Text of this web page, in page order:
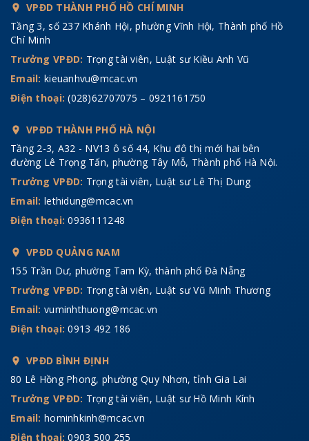
VPĐD THÀNH PHỐ HỒ CHÍ MINH
Tầng 3, số 237 Khánh Hội, phường Vĩnh Hội, Thành phố Hồ
Chí Minh
Trưởng VPĐD: Trọng tài viên, Luật sư Kiều Anh Vũ
Email: kieuanhvu@mcac.vn
Điện thoại:(028)62707075 – 0921161750
VPĐD THÀNH PHỐ HÀ NỘI
Tầng 2-3, A32 - NV13 ô số 44, Khu đô thị mới hai bên
đường Lê Trọng Tấn, phường Tây Mỗ, Thành phố Hà Nội.
Trưởng VPĐD: Trọng tài viên, Luật sư Lê Thị Dung
Email: lethidung@mcac.vn
Điện thoại:0936111248
VPĐD QUẢNG NAM
155 Trần Dư, phường Tam Kỳ, thành phố Đà Nẵng
Trưởng VPĐD: Trọng tài viên, Luật sư Vũ Minh Thương
Email: vuminhthuong@mcac.vn
Điện thoại:0913 492 186
VPĐD BÌNH ĐỊNH
80 Lê Hồng Phong, phường Quy Nhơn, tỉnh Gia Lai
Trưởng VPĐD: Trọng tài viên, Luật sư Hồ Minh Kính
Email: hominhkinh@mcac.vn
Điện thoại:0903 500 255